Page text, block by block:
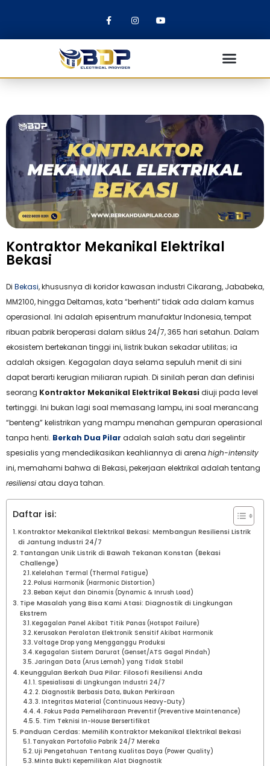
Kontraktor Mekanikal Elektrikal
Bekasi
Di Bekasi, khususnya di koridor kawasan industri Cikarang, Jababeka,
MM2100, hingga Deltamas, kata “berhenti” tidak ada dalam kamus
operasional. Ini adalah episentrum manufaktur Indonesia, tempat
ribuan pabrik beroperasi dalam siklus 24/7, 365 hari setahun. Dalam
ekosistem bertekanan tinggi ini, listrik bukan sekadar utilitas; ia
adalah oksigen. Kegagalan daya selama sepuluh menit di sini
dapat berarti kerugian miliaran rupiah. Di sinilah peran dan definisi
seorang Kontraktor Mekanikal Elektrikal Bekasi diuji pada level
tertinggi. Ini bukan lagi soal memasang lampu, ini soal merancang
“benteng” kelistrikan yang mampu menahan gempuran operasional
tanpa henti. Berkah Dua Pilar adalah salah satu dari segelintir
spesialis yang mendedikasikan keahliannya di arena high-intensity
ini, memahami bahwa di Bekasi, pekerjaan elektrikal adalah tentang
resiliensiatau daya tahan.
Daftar isi:
Kontraktor Mekanikal Elektrikal Bekasi: Membangun Resiliensi Listrik
di Jantung Industri 24/7
Tantangan Unik Listrik di Bawah Tekanan Konstan (Bekasi
Challenge)
Kelelahan Termal (Thermal Fatigue)
Polusi Harmonik (Harmonic Distortion)
Beban Kejut dan Dinamis (Dynamic & Inrush Load)
Tipe Masalah yang Bisa Kami Atasi: Diagnostik di Lingkungan
Ekstrem
Kegagalan Panel Akibat Titik Panas (Hotspot Failure)
Kerusakan Peralatan Elektronik Sensitif Akibat Harmonik
Voltage Drop yang Mengganggu Produksi
Kegagalan Sistem Darurat (Genset/ATS Gagal Pindah)
Jaringan Data (Arus Lemah) yang Tidak Stabil
Keunggulan Berkah Dua Pilar: Filosofi Resiliensi Anda
1. Spesialisasi di LIngkungan Industri 24/7
2. Diagnostik Berbasis Data, Bukan Perkiraan
3. Integritas Material (Continuous Heavy-Duty)
4. Fokus Pada Pemeliharaan Preventif (Preventive Maintenance)
5. Tim Teknisi In-House Bersertifikat
Panduan Cerdas: Memilih Kontraktor Mekanikal Elektrikal Bekasi
Tanyakan Portofolio Pabrik 24/7 Mereka
Uji Pengetahuan Tentang Kualitas Daya (Power Quality)
Minta Bukti Kepemilikan Alat Diagnostik